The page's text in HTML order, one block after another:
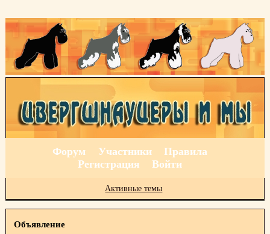
Форум Участники
Правила
Регистрация
Войти
Активные темы
Объявление